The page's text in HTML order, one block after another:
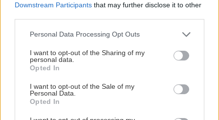
Downstream Participants that may further disclose it to other
Please note that this website/app uses one or more Google
not limited to your visit or usage behaviour. You may click to
grant or deny consent to Google and its third-party tags to
use your data for below specified purposes in below Google
consent section.
Personal Data Processing Opt Outs
I want to opt-out of the Sharing of my
personal data.
Opted In
I want to opt-out of the Sale of my
Personal Data.
Opted In